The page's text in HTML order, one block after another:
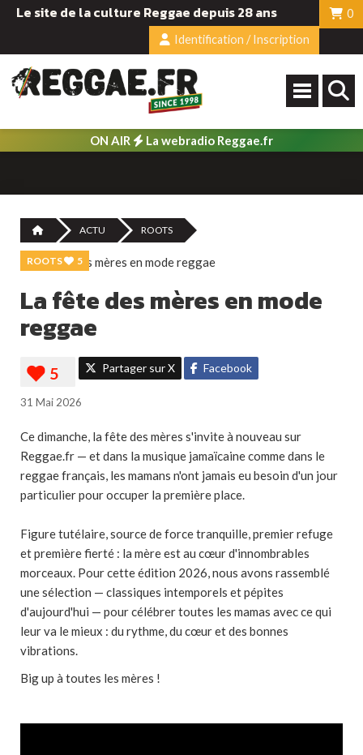
Le site de la culture Reggae depuis 28 ans
0
Identification / Inscription
ON AIR La webradio Reggae.fr
ACTU ROOTS
ROOTS 5
La fête des mères en mode
reggae
Partager sur X Facebook
31 Mai 2026
Ce dimanche, la fête des mères s'invite à nouveau sur
Reggae.fr — et dans la musique jamaïcaine comme dans le
reggae français, les mamans n'ont jamais eu besoin d'un jour
particulier pour occuper la première place.
Figure tutélaire, source de force tranquille, premier refuge
et première fierté : la mère est au cœur d'innombrables
morceaux. Pour cette édition 2026, nous avons rassemblé
une sélection — classiques intemporels et pépites
d'aujourd'hui — pour célébrer toutes les mamas avec ce qui
leur va le mieux : du rythme, du cœur et des bonnes
vibrations.
Big up à toutes les mères !